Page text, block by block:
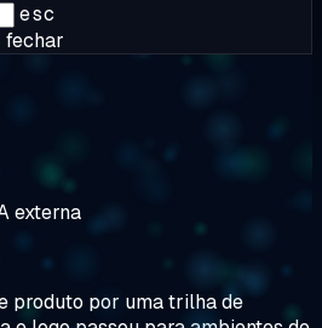
esc
fechar
externa
produto por uma trilha de